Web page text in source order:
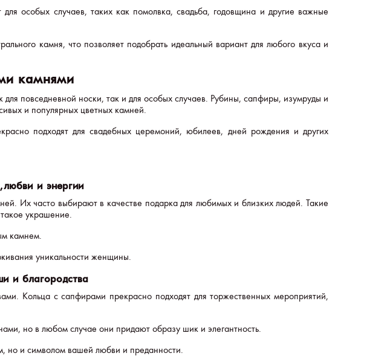
особых случаев, таких как помолвка, свадьба, годовщина и другие важные
камня, что позволяет подобрать идеальный вариант для любого вкуса и
камнями
повседневной носки, так и для особых случаев. Рубины, сапфиры, изумруды и
и популярных цветных камней.
подходят для свадебных церемоний, юбилеев, дней рождения и других
любви и энергии
Их часто выбирают в качестве подарка для любимых и близких людей. Такие
украшение.
камнем.
уникальности женщины.
и благородства
Кольца с сапфирами прекрасно подходят для торжественных мероприятий,
но в любом случае они придают образу шик и элегантность.
но и символом вашей любви и преданности.